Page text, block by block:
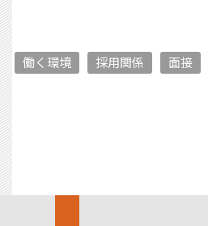
働く環境 採用関係 面接